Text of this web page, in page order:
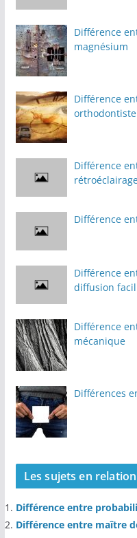
Différence
magnésium
Différence
orthodontiste
Différence
Différence
Différence
diffusion
Différence
mécanique
Différences
Les sujets en relation
Différence entre
Différence entre maître